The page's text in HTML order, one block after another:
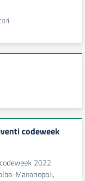
codeweek
2022
Marianopoli,